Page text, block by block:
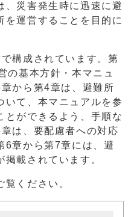
災害発生時に迅速に避
を運営することを目的に
構成されています。第
の基本方針・本マニュ
から第4章は、避難所
いて、本マニュアルを参
とができるよう、手順な
は、要配慮者への対応
6章から第7章には、避
載されています。
ください。